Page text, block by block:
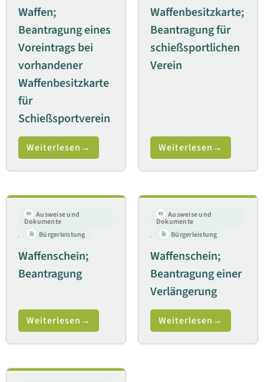
Waffen;
Beantragung eines
Voreintrags bei
vorhandener
Waffenbesitzkarte
für
Schießsportverein
Weiterlesen
Waffenbesitzkarte;
Beantragung für
schießsportlichen
Verein
Weiterlesen
Ausweise und
Dokumente
,
Bürgerleistung
Waffenschein;
Beantragung
Weiterlesen
Ausweise und
Dokumente
,
Bürgerleistung
Waffenschein;
Beantragung einer
Verlängerung
Weiterlesen